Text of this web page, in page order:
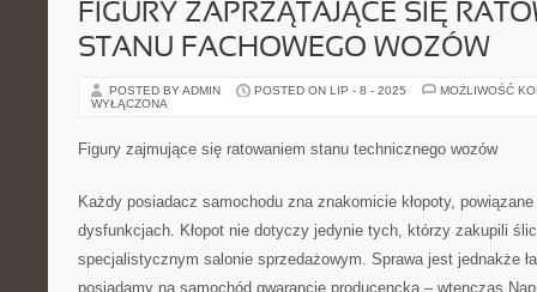
FIGURY ZAPRZĄTAJĄCE SIĘ
STANU FACHOWEGO WOZÓW
POSTED BY ADMIN POSTED ON LIP - 8 - 2025
MOŻLIWOŚĆ
WYŁĄCZONA
Figury zajmujące się ratowaniem stanu technicznego wozów
Każdy posiadacz samochodu zna znakomicie kłopoty,
dysfunkcjach. Kłopot nie dotyczy jedynie tych, którzy zakupili
specjalistycznym salonie sprzedażowym. Sprawa jest jednakże
posiadamy na samochód gwarancję producencką – wtenczas